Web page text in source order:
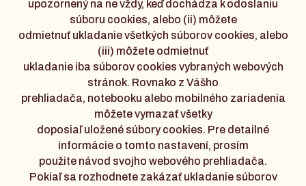
upozornený na ne vždy, keď dochádza k odoslaniu
súboru cookies, alebo (ii) môžete
odmietnuť ukladanie všetkých súborov cookies, alebo
(iii) môžete odmietnuť
ukladanie iba súborov cookies vybraných webových
stránok. Rovnako z Vášho
prehliadača, notebooku alebo mobilného zariadenia
môžete vymazať všetky
doposiaľ uložené súbory cookies. Pre detailné
informácie o tomto nastavení, prosím
použite návod svojho webového prehliadača.
Pokiaľ sa rozhodnete zakázať ukladanie súborov